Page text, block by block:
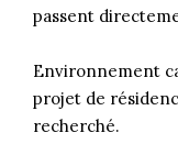
passent
Environnement
projet de
recherché.